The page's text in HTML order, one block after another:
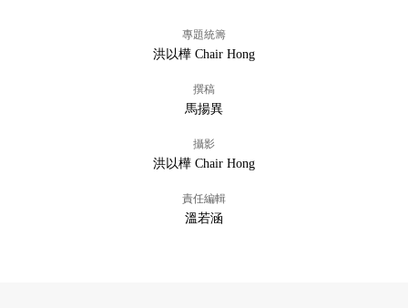
專題統籌
洪以樺 Chair Hong
撰稿
馬揚異
攝影
洪以樺 Chair Hong
責任編輯
溫若涵